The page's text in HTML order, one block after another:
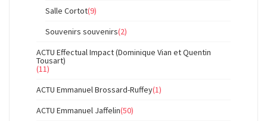
Salle Cortot(9)
Souvenirs souvenirs(2)
ACTU Effectual Impact (Dominique Vian et Quentin
Tousart)
(11)
ACTU Emmanuel Brossard-Ruffey(1)
ACTU Emmanuel Jaffelin(50)